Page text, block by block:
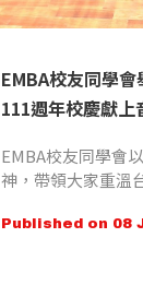
EMBA校友同學
111週年校慶獻上
EMBA校友同學會
神，帶領大家重溫
Published on 08